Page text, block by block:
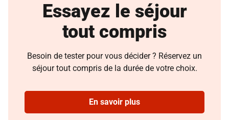
Essayez le séjour
tout compris
Besoin de tester pour vous décider ? Réservez un
séjour tout compris de la durée de votre choix.
En savoir plus